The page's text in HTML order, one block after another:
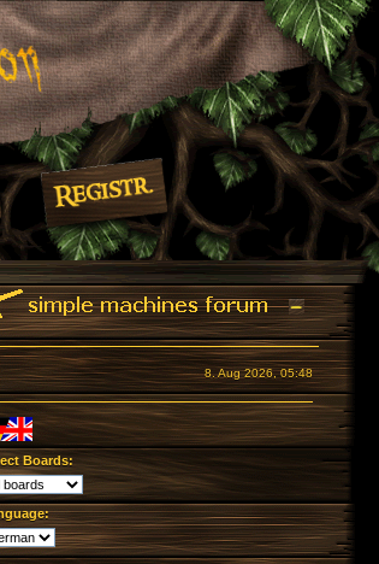
8. Aug 2026, 05:48
Boards: